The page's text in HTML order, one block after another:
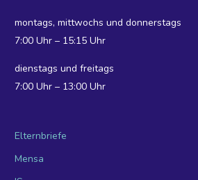
montags, mittwochs und donnerstags
7:00 Uhr – 15:15 Uhr
dienstags und freitags
7:00 Uhr – 13:00 Uhr
Elternbriefe
Mensa